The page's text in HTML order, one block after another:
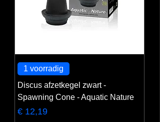
1 voorradig
Discus afzetkegel zwart -
Spawning Cone - Aquatic Nature
Prijs
€ 12,19